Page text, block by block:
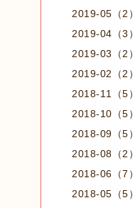
2019-05（2）
2019-04（3）
2019-03（2）
2019-02（2）
2018-11（5）
2018-10（5）
2018-09（5）
2018-08（2）
2018-06（7）
2018-05（5）